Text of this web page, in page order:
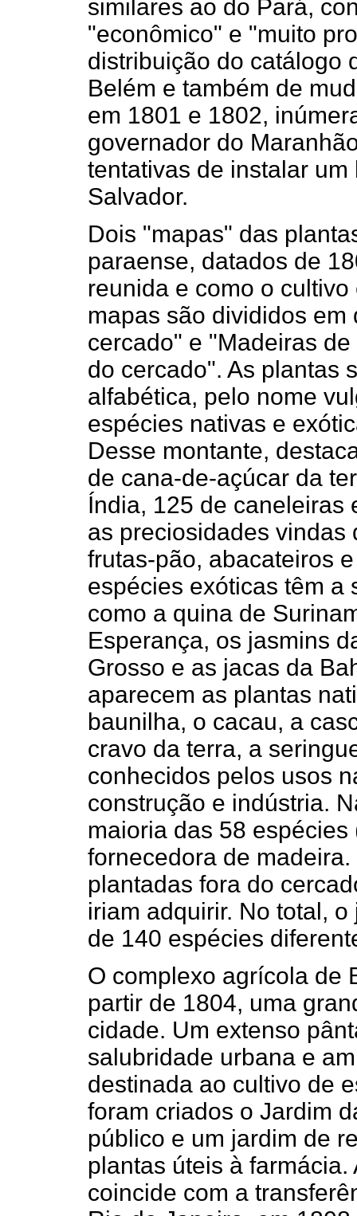
similares ao do Pará,
"econômico" e "muito
distribuição do catálogo
Belém e também de
em 1801 e 1802,
governador do
tentativas de instalar
Salvador.
Dois "mapas" das
paraense, datados de
reunida e como o
mapas são divididos
cercado" e "Madeiras
do cercado". As plantas
alfabética, pelo nome
espécies nativas e
Desse montante,
de cana-de-açúcar da
Índia, 125 de caneleiras
as preciosidades vindas
frutas-pão, abacateiros
espécies exóticas têm a
como a quina de
Esperança, os jasmins
Grosso e as jacas da
aparecem as plantas
baunilha, o cacau, a
cravo da terra, a
conhecidos pelos usos
construção e indústria.
maioria das 58
fornecedora de
plantadas fora do
iriam adquirir. No total,
de 140 espécies
O complexo agrícola de
partir de 1804, uma
cidade. Um extenso
salubridade urbana e
destinada ao cultivo de
foram criados o Jardim
público e um jardim de
plantas úteis à
coincide com a